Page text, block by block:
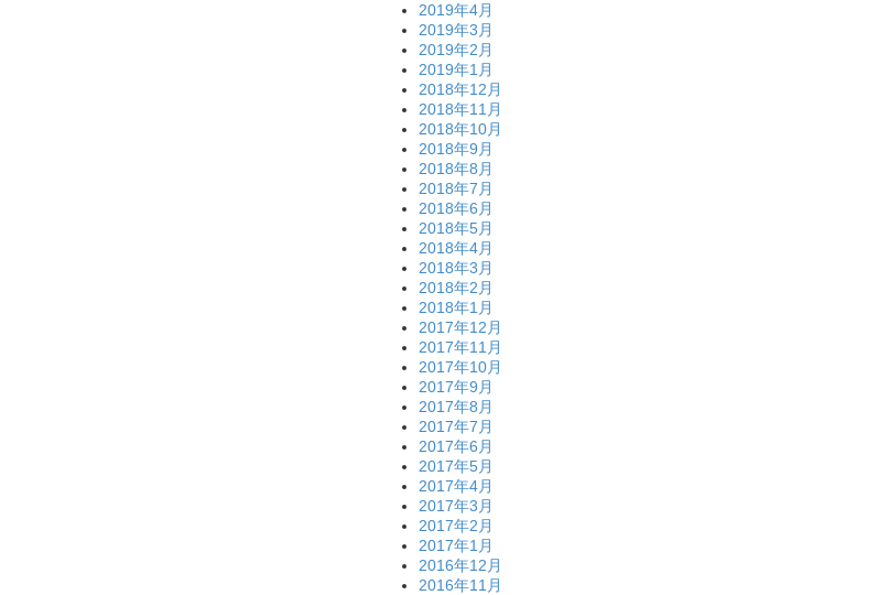
2019年4月
2019年3月
2019年2月
2019年1月
2018年12月
2018年11月
2018年10月
2018年9月
2018年8月
2018年7月
2018年6月
2018年5月
2018年4月
2018年3月
2018年2月
2018年1月
2017年12月
2017年11月
2017年10月
2017年9月
2017年8月
2017年7月
2017年6月
2017年5月
2017年4月
2017年3月
2017年2月
2017年1月
2016年12月
2016年11月